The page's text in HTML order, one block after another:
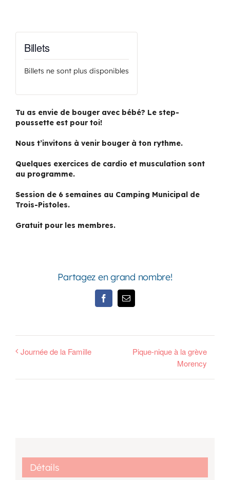
Billets
Billets ne sont plus disponibles
Tu as envie de bouger avec bébé? Le step-
poussette est pour toi!
Nous t’invitons à venir bouger à ton rythme.
Quelques exercices de cardio et musculation sont
au programme.
Session de 6 semaines au Camping Municipal de
Trois-Pistoles.
Gratuit pour les membres.
Partagez en grand nombre!
FacebookEmail
Journée de la Famille
Pique-nique à la grève
Morency
Détails